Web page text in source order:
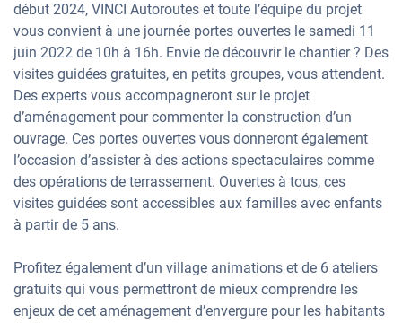
début 2024, VINCI Autoroutes et toute l’équipe du projet
vous convient à une journée portes ouvertes le samedi 11
juin 2022 de 10h à 16h. Envie de découvrir le chantier ? Des
visites guidées gratuites, en petits groupes, vous attendent.
Des experts vous accompagneront sur le projet
d’aménagement pour commenter la construction d’un
ouvrage. Ces portes ouvertes vous donneront également
l’occasion d’assister à des actions spectaculaires comme
des opérations de terrassement. Ouvertes à tous, ces
visites guidées sont accessibles aux familles avec enfants
à partir de 5 ans.
Profitez également d’un village animations et de 6 ateliers
gratuits qui vous permettront de mieux comprendre les
enjeux de cet aménagement d’envergure pour les habitants